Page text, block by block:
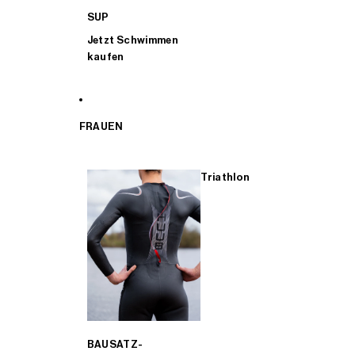
SUP
Jetzt Schwimmen
kaufen
FRAUEN
Triathlon
BAUSATZ-